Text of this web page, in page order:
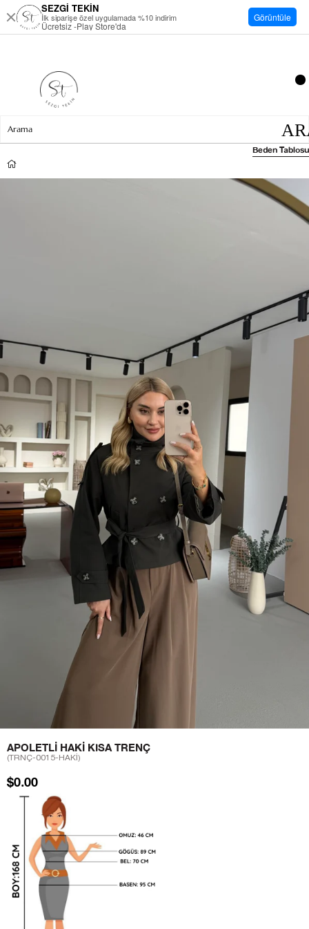
APOLETLI HAKI KISA TRENÇ
(TRNÇ-0015-HAKİ)
$0.00
Beden Tablosu
SEZGİ TEKİN
İlk siparişe özel uygulamada %10 indirim
Ücretsiz -Play Store'da
Görüntüle